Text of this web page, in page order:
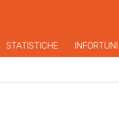
STATISTICHE INFORTUNI